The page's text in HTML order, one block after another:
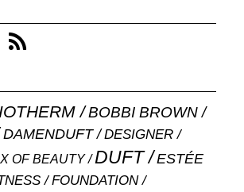
BOBBI BROWN
DAMENDUFT DESIGNER
OF BEAUTY DUFT
ESTÉE
FOUNDATION